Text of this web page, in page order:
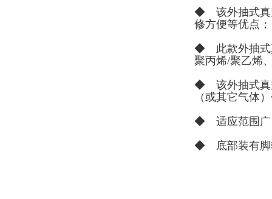
◆ 该外抽式真
修方便等优点；
◆ 此款外抽式
聚丙烯/聚乙烯
◆ 该外抽式真
（或其它气体
◆ 适应范围广
◆ 底部装有脚